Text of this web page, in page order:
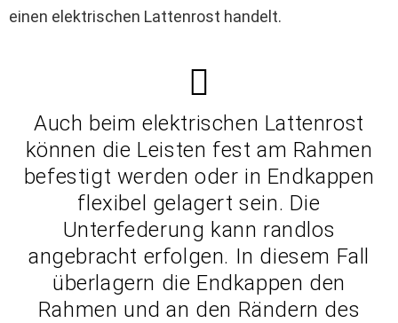
einen elektrischen Lattenrost handelt.
Auch beim elektrischen Lattenrost
können die Leisten fest am Rahmen
befestigt werden oder in Endkappen
flexibel gelagert sein. Die
Unterfederung kann randlos
angebracht erfolgen. In diesem Fall
überlagern die Endkappen den
Rahmen und an den Rändern des